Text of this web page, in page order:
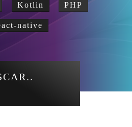
Kotlin PHP
native